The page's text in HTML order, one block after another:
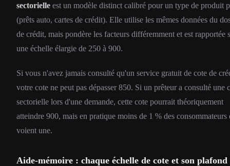
sectorielle est un modèle distinct calibré pour un type de produit
(prêts auto, cartes de crédit). Elle utilise les mêmes données du
de crédit, mais pondère les facteurs différemment et est rapportée
une échelle élargie de 250 à 900.
Si vous n'avez jamais consulté qu'un service gratuit de cote de
votre cote ne peut pas dépasser 850. Si un prêteur a consulté une
sectorielle lors d'une demande, cette cote pourrait théoriquement
atteindre 900, mais en pratique moins de 1 % des consommateurs
voient une.
Aide-mémoire : chaque échelle de cote et son plafond